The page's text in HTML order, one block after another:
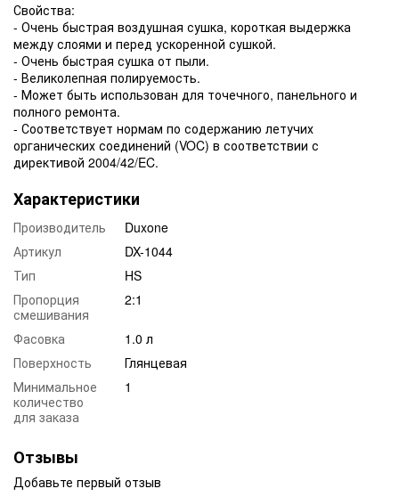
Свойства:
- Очень быстрая воздушная сушка, короткая выдержка
между слоями и перед ускоренной сушкой.
- Очень быстрая сушка от пыли.
- Великолепная полируемость.
- Может быть использован для точечного, панельного и
полного ремонта.
- Соответствует нормам по содержанию летучих
органических соединений (VOC) в соответствии с
директивой 2004/42/EC.
Характеристики
Производитель
Duxone
Артикул
DX-1044
Тип
HS
Пропорция
смешивания
2:1
Фасовка
1.0 л
Поверхность
Глянцевая
Минимальное
количество
для заказа
1
Отзывы
Добавьте первый отзыв